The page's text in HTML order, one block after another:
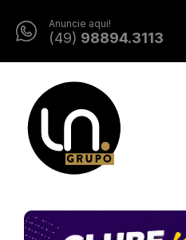
Anuncie aqui!
(49) 98894.3113